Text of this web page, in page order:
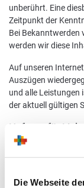
Die Webseite
unberührt. Eine
Zeitpunkt der
Bei Bekanntwerden
werden wir diese
Auf unseren
Auszügen
und alle Leistungen
der aktuell gültigen
Haftung für Links
Unser Angebot
Inhalte wir keinen
verlinkten Seiten